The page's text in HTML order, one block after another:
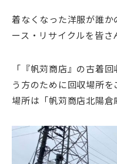
着なくなった洋服が誰
ース・リサイクルを皆さ
「『帆苅商店』の古着
う方のために回収場所を
場所は「帆苅商店北陽倉